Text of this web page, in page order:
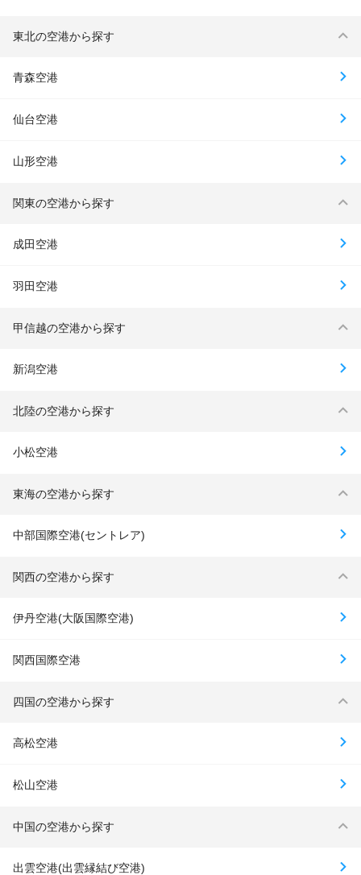
東北の空港から探す
青森空港
仙台空港
山形空港
関東の空港から探す
成田空港
羽田空港
甲信越の空港から探す
新潟空港
北陸の空港から探す
小松空港
東海の空港から探す
中部国際空港(セントレア)
関西の空港から探す
伊丹空港(大阪国際空港)
関西国際空港
四国の空港から探す
高松空港
松山空港
中国の空港から探す
出雲空港(出雲縁結び空港)